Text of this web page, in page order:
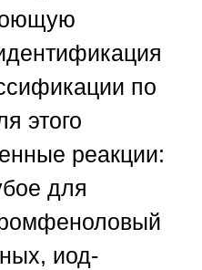
по
этого
реакции:
для
иод-